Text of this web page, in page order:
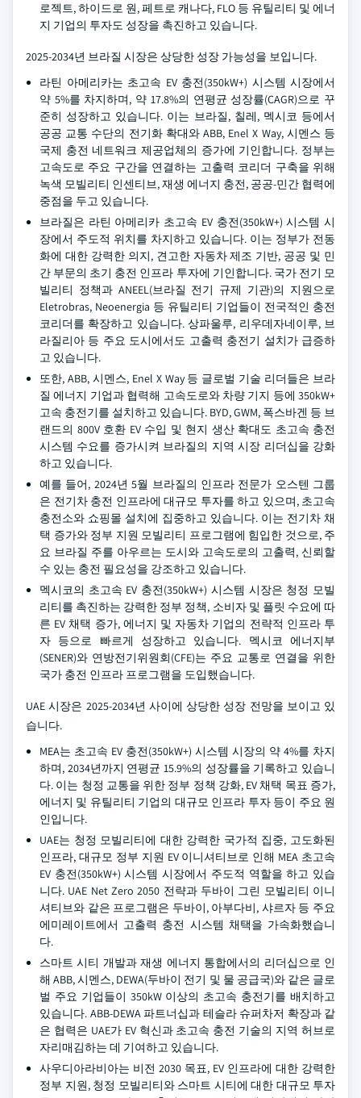
로젝트, 하이드로 원, 페트로 캐나다, FLO 등 유틸리티 및 에너
지 기업의 투자도 성장을 촉진하고 있습니다.
2025-2034년 브라질 시장은 상당한 성장 가능성을 보입니다.
라틴 아메리카는 초고속 EV 충전(350kW+) 시스템 시장에서
약 5%를 차지하며, 약 17.8%의 연평균 성장률(CAGR)으로 꾸
준히 성장하고 있습니다. 이는 브라질, 칠레, 멕시코 등에서
공공 교통 수단의 전기화 확대와 ABB, Enel X Way, 시멘스 등
국제 충전 네트워크 제공업체의 증가에 기인합니다. 정부는
고속도로 주요 구간을 연결하는 고출력 코리더 구축을 위해
녹색 모빌리티 인센티브, 재생 에너지 충전, 공공-민간 협력에
중점을 두고 있습니다.
브라질은 라틴 아메리카 초고속 EV 충전(350kW+) 시스템 시
장에서 주도적 위치를 차지하고 있습니다. 이는 정부가 전동
화에 대한 강력한 의지, 견고한 자동차 제조 기반, 공공 및 민
간 부문의 초기 충전 인프라 투자에 기인합니다. 국가 전기 모
빌리티 정책과 ANEEL(브라질 전기 규제 기관)의 지원으로
Eletrobras, Neoenergia 등 유틸리티 기업들이 전국적인 충전
코리더를 확장하고 있습니다. 상파울루, 리우데자네이루, 브
라질리아 등 주요 도시에서도 고출력 충전기 설치가 급증하
고 있습니다.
또한, ABB, 시멘스, Enel X Way 등 글로벌 기술 리더들은 브라
질 에너지 기업과 협력해 고속도로와 차량 기지 등에 350kW+
고속 충전기를 설치하고 있습니다. BYD, GWM, 폭스바겐 등 브
랜드의 800V 호환 EV 수입 및 현지 생산 확대도 초고속 충전
시스템 수요를 증가시켜 브라질의 지역 시장 리더십을 강화
하고 있습니다.
예를 들어, 2024년 5월 브라질의 인프라 전문가 오스텐 그룹
은 전기차 충전 인프라에 대규모 투자를 하고 있으며, 초고속
충전소와 쇼핑몰 설치에 집중하고 있습니다. 이는 전기차 채
택 증가와 정부 지원 모빌리티 프로그램에 힘입한 것으로, 주
요 브라질 주를 아우르는 도시와 고속도로의 고출력, 신뢰할
수 있는 충전 필요성을 강조하고 있습니다.
멕시코의 초고속 EV 충전(350kW+) 시스템 시장은 청정 모빌
리티를 촉진하는 강력한 정부 정책, 소비자 및 플릿 수요에 따
른 EV 채택 증가, 에너지 및 자동차 기업의 전략적 인프라 투
자 등으로 빠르게 성장하고 있습니다. 멕시코 에너지부
(SENER)와 연방전기위원회(CFE)는 주요 교통로 연결을 위한
국가 충전 인프라 프로그램을 도입했습니다.
UAE 시장은 2025-2034년 사이에 상당한 성장 전망을 보이고 있
습니다.
MEA는 초고속 EV 충전(350kW+) 시스템 시장의 약 4%를 차지
하며, 2034년까지 연평균 15.9%의 성장률을 기록하고 있습니
다. 이는 청정 교통을 위한 정부 정책 강화, EV 채택 목표 증가,
에너지 및 유틸리티 기업의 대규모 인프라 투자 등이 주요 원
인입니다.
UAE는 청정 모빌리티에 대한 강력한 국가적 집중, 고도화된
인프라, 대규모 정부 지원 EV 이니셔티브로 인해 MEA 초고속
EV 충전(350kW+) 시스템 시장에서 주도적 역할을 하고 있습
니다. UAE Net Zero 2050 전략과 두바이 그린 모빌리티 이니
셔티브와 같은 프로그램은 두바이, 아부다비, 샤르자 등 주요
에미레이트에서 고출력 충전 시스템 채택을 가속화했습니
다.
스마트 시티 개발과 재생 에너지 통합에서의 리더십으로 인
해 ABB, 시멘스, DEWA(두바이 전기 및 물 공급국)와 같은 글로
벌 주요 기업들이 350kW 이상의 초고속 충전기를 배치하고
있습니다. ABB-DEWA 파트너십과 테슬라 슈퍼차저 확장과 같
은 협력은 UAE가 EV 혁신과 초고속 충전 기술의 지역 허브로
자리매김하는 데 기여하고 있습니다.
사우디아라비아는 비전 2030 목표, EV 인프라에 대한 강력한
정부 지원, 청정 모빌리티와 스마트 시티에 대한 대규모 투자